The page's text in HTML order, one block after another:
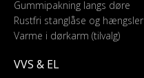
Gummipakning langs døre
Rustfri stanglåse og hængsler
Varme i dørkarm (tilvalg)
VVS & EL